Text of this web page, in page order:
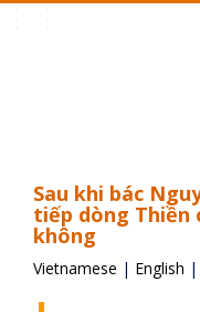
Sau khi bác
tiếp dòng
không
Vietnamese | English |